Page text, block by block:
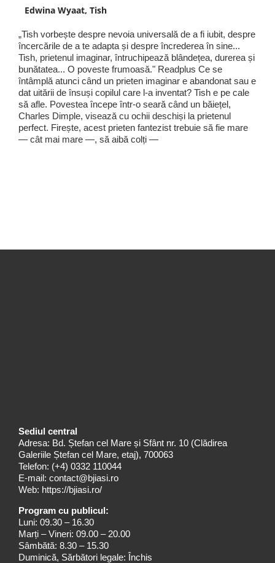
Edwina Wyaat, Tish
„Tish vorbește despre nevoia universală de a fi iubit, despre
încercările de a te adapta și despre încrederea în sine...
Tish, prietenul imaginar, întruchipează blândețea, durerea și
bunătatea... O poveste frumoasă." Readplus Ce se
întâmplă atunci când un prieten imaginar e abandonat sau e
dat uitării de însuși copilul care l-a inventat? Tish e pe cale
să afle. Povestea începe într-o seară când un băiețel,
Charles Dimple, visează cu ochii deschiși la prietenul
perfect. Firește, acest prieten fantezist trebuie să fie mare
— cât mai mare —, să aibă colți —
Sediul central
Adresa: Bd. Ștefan cel Mare și Sfânt nr. 10 (Clădirea
Galeriile Ștefan cel Mare, etaj), 700063
Telefon: (+4) 0332 110044
E-mail: contact@bjiasi.ro
Web: https://bjiasi.ro/
Program cu publicul:
Luni: 09.30 – 16.30
Marți – Vineri: 09.00 – 20.00
Sâmbătă: 8.30 – 15.30
Duminică, Sărbători legale: Închis